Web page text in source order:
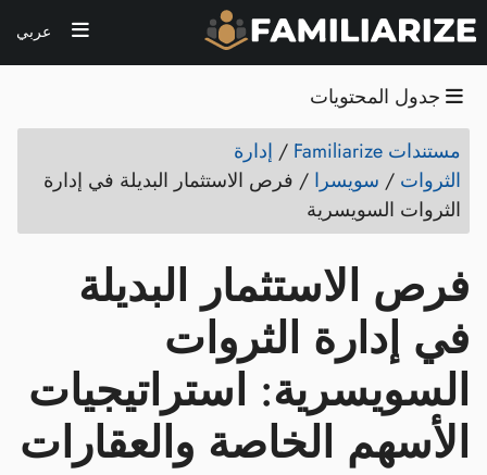
عربي
جدول المحتويات
مستندات Familiarize
/ إدارة
الثروات / سويسرا / فرص الاستثمار البديلة في إدارة
الثروات السويسرية
فرص الاستثمار البديلة
في إدارة الثروات
السويسرية: استراتيجيات
الأسهم الخاصة والعقارات